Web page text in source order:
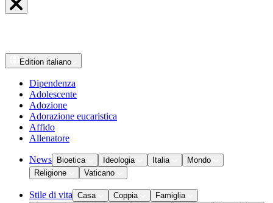
Edition italiano
Dipendenza
Adolescente
Adozione
Adorazione eucaristica
Affido
Allenatore
News Bioetica Ideologia Italia
Mondo
Religione
Vaticano
Stile di vita Casa Coppia
Famiglia